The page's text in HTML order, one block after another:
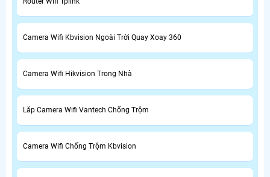
Camera Wifi Kbvision Ngoài Trời Quay Xoay 360
Camera Wifi Hikvision Trong Nhà
Lăp Camera Wifi Vantech Chống Trộm
Camera Wifi Chống Trộm Kbvision